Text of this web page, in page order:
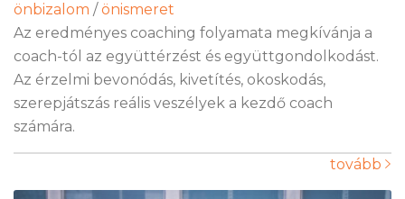
önbizalom / önismeret
Az eredményes coaching folyamata megkívánja a
coach-tól az együttérzést és együttgondolkodást.
Az érzelmi bevonódás, kivetítés, okoskodás,
szerepjátszás reális veszélyek a kezdő coach
számára.
tovább